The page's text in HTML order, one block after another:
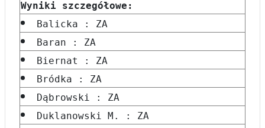
Wyniki szczegółowe:
Balicka : ZA
Baran : ZA
Biernat : ZA
Bródka : ZA
Dąbrowski : ZA
Duklanowski M. : ZA